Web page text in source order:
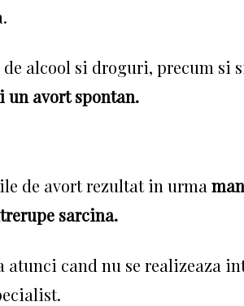
alcool si droguri, precum si
un avort spontan.
de avort rezultat in urma
sarcina.
atunci cand nu se realizeaza